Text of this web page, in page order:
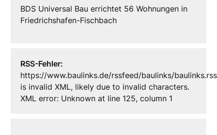
BDS Universal Bau errichtet 56 Wohnungen in
Friedrichshafen-Fischbach
RSS-Fehler:
https://www.baulinks.de/rssfeed/baulinks/baulinks.rss
is invalid XML, likely due to invalid characters.
XML error: Unknown at line 125, column 1